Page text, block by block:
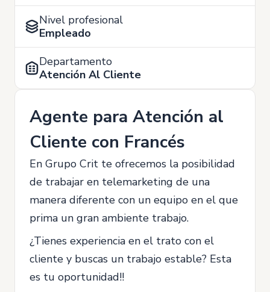
Nivel profesional
Empleado
Departamento
Atención Al Cliente
Agente para Atención al
Cliente con Francés
En Grupo Crit te ofrecemos la posibilidad
de trabajar en telemarketing de una
manera diferente con un equipo en el que
prima un gran ambiente trabajo.
¿Tienes experiencia en el trato con el
cliente y buscas un trabajo estable? Esta
es tu oportunidad!!